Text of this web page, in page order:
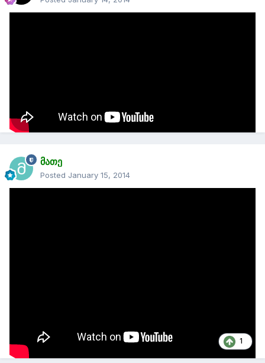
მათე
Posted January 15, 2014
1